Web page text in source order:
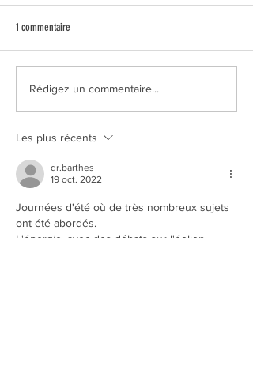
Moratoire urgent sur les coupes
rases forestières
1 commentaire
Rédigez un commentaire...
Les plus récents
dr.barthes
19 oct. 2022
Journées d'été où de très nombreux sujets
ont été abordés.
L'énergie, avec des débats sur l'éolien